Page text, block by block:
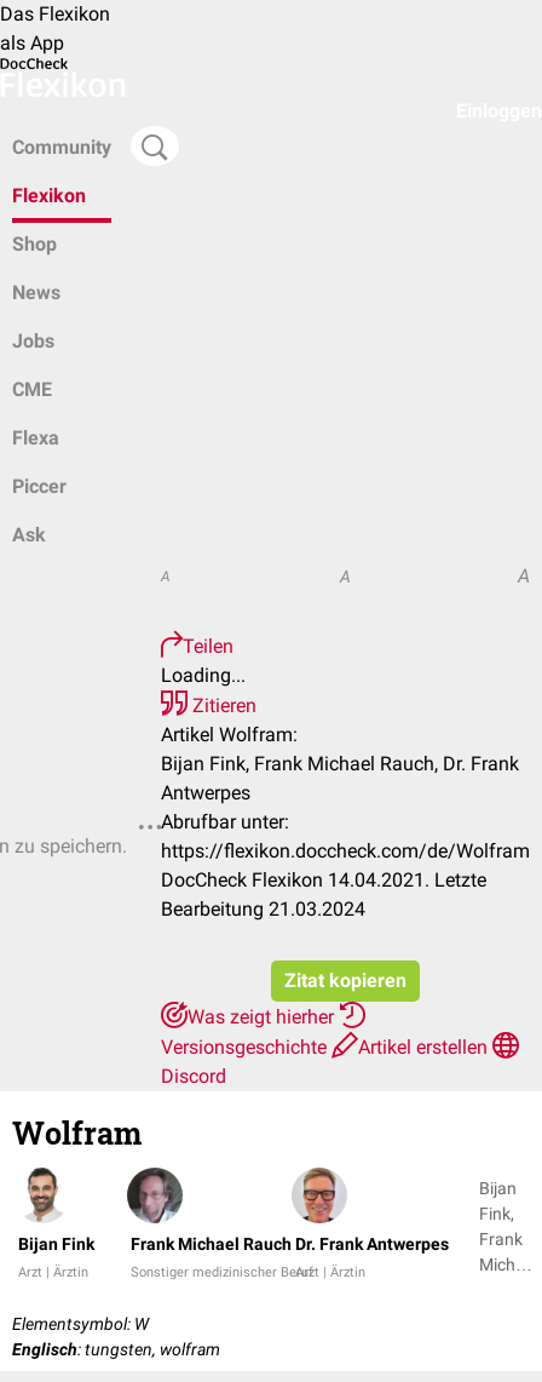
Das Flexikon
als App
Community
Flexikon
Shop
News
Jobs
CME
Flexa
Piccer
Ask
zu speichern.
A A A
Teilen
Loading...
Zitieren
Artikel Wolfram:
Bijan Fink, Frank Michael Rauch, Dr. Frank
Antwerpes
Abrufbar unter:
https://flexikon.doccheck.com/de/Wolfram
DocCheck Flexikon 14.04.2021. Letzte
Bearbeitung 21.03.2024
Zitat kopieren
Was zeigt hierher
Versionsgeschichte
Artikel erstellen
Discord
Wolfram
Bijan Fink
Arzt | Ärztin
Frank Michael Rauch
Sonstiger medizinischer Beruf
Dr. Frank Antwerpes
Arzt | Ärztin
Bijan
Fink,
Frank
Michael
Elementsymbol: W
Englisch: tungsten, wolfram